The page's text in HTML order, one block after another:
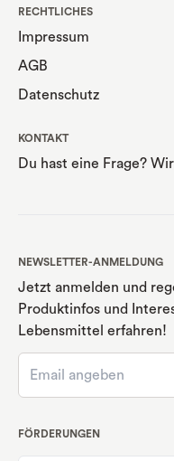
RECHTLICHES
Impressum
AGB
Datenschutz
KONTAKT
Du hast eine Frage?
NEWSLETTER-ANMELDUNG
Jetzt anmelden und
Produktinfos und
Lebensmittel erfahren!
FÖRDERUNGEN